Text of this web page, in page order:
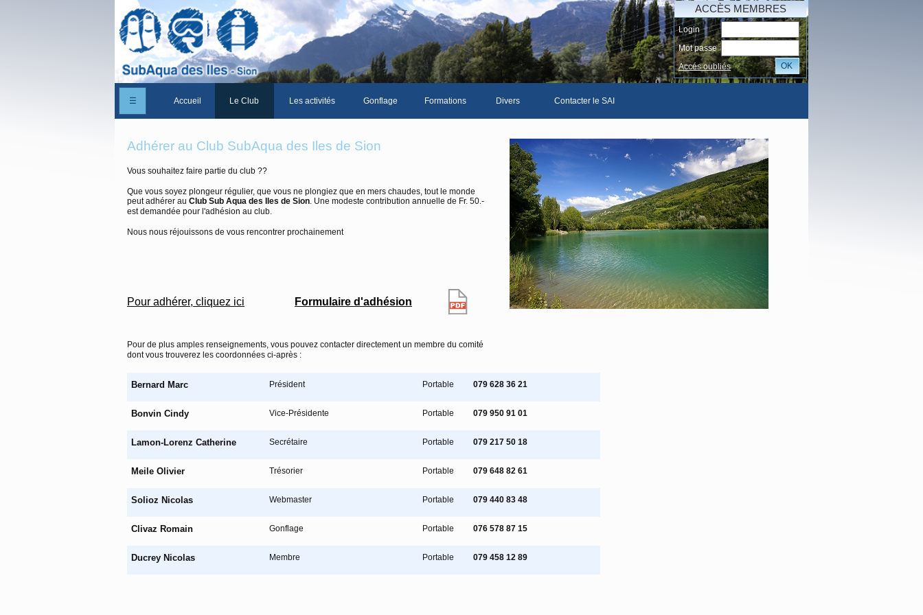
ACCÈS MEMBRES
Login
Mot passe
Accés oubliés
OK
☰ Accueil Le Club
Les membres du club
La Cabane des Iles
Les activités Gonflage Formations Divers
Les news du club
Vidéos
Documents divers
Piscine Sion
Contacter le SAI
Adhérer au Club SubAqua des Iles de Sion
Vous souhaitez faire partie du club ??
Que vous soyez plongeur régulier, que vous ne plongiez que en mers chaudes, tout le monde
peut adhérer au Club Sub Aqua des Iles de Sion. Une modeste contribution annuelle de Fr. 50.-
est demandée pour l'adhésion au club.
Nous nous réjouissons de vous rencontrer prochainement
Pour adhérer, cliquez ici Formulaire d'adhésion
Pour de plus amples renseignements, vous pouvez contacter directement un membre du comité
dont vous trouverez les coordonnées ci-après :
Bernard Marc Président Portable 079 628 36 21
Bonvin Cindy Vice-Présidente Portable 079 950 91 01
Lamon-Lorenz Catherine Secrétaire Portable 079 217 50 18
Meile Olivier Trésorier Portable 079 648 82 61
Solioz Nicolas Webmaster Portable 079 440 83 48
Clivaz Romain Gonflage Portable 076 578 87 15
Ducrey Nicolas Membre Portable 079 458 12 89